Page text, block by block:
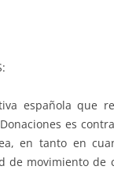
española que
es
en tanto en
de movimiento de